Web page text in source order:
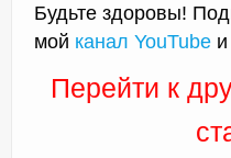
Будьте здоровы!
мой канал YouTube и
Перейти к